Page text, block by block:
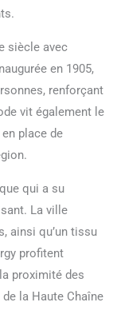
siècle avec
en 1905,
renforçant
vit également le
place de
qui a su
La ville
ainsi qu’un tissu
profitent
proximité des
la Haute Chaîne